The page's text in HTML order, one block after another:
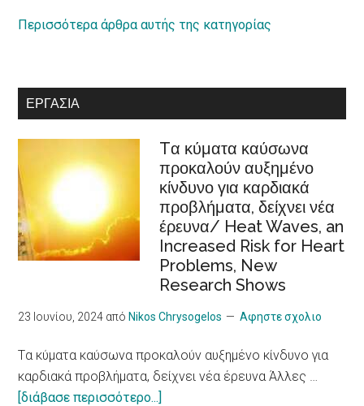
της
Φροντίδας
/Recognition
of
cooperatives
in
the
European
Care
Strategy
Περισσότερα άρθρα αυτής της κατηγορίας
ΕΡΓΑΣΊΑ
Tα κύματα καύσωνα
προκαλούν αυξημένο
κίνδυνο για καρδιακά
προβλήματα, δείχνει νέα
έρευνα/ Heat Waves, an
Increased Risk for Heart
Problems, New
Research Shows
23 Ιουνίου, 2024 από Nikos Chrysogelos Αφηστε σχολιο
Tα κύματα καύσωνα προκαλούν αυξημένο κίνδυνο για
καρδιακά προβλήματα, δείχνει νέα έρευνα Άλλες …
[διάβασε περισσότερο...]